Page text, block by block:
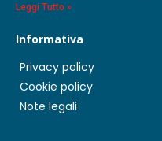
Leggi Tutto »
Informativa
Privacy policy
Cookie policy
Note legali